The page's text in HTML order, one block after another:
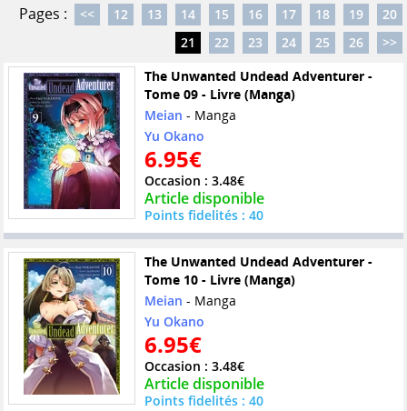
Pages :
<< 12 13 14 15 16 17 18 19
20
21
22 23 24 25 26
>>
The Unwanted Undead Adventurer -
Tome 09 - Livre (Manga)
Meian - Manga
Yu Okano
6.95€
Occasion : 3.48€
Article disponible
Points fidelités : 40
The Unwanted Undead Adventurer -
Tome 10 - Livre (Manga)
Meian - Manga
Yu Okano
6.95€
Occasion : 3.48€
Article disponible
Points fidelités : 40